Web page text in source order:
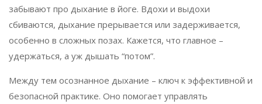
забывают про дыхание в йоге. Вдохи и выдохи
сбиваются, дыхание прерывается или задерживается,
особенно в сложных позах. Кажется, что главное –
удержаться, а уж дышать “потом”.
Между тем осознанное дыхание – ключ к эффективной и
безопасной практике. Оно помогает управлять